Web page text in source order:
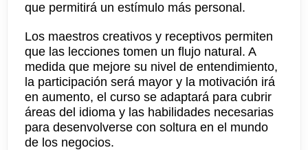
que permitirá un estímulo más personal.
Los maestros creativos y receptivos permiten
que las lecciones tomen un flujo natural. A
medida que mejore su nivel de entendimiento,
la participación será mayor y la motivación irá
en aumento, el curso se adaptará para cubrir
áreas del idioma y las habilidades necesarias
para desenvolverse con soltura en el mundo
de los negocios.